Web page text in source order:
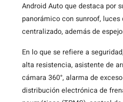
Android Auto que destaca por
panorámico con sunroof,
centralizado, además de
En lo que se refiere a
alta resistencia, asistente de
cámara 360°, alarma de
distribución electrónica de